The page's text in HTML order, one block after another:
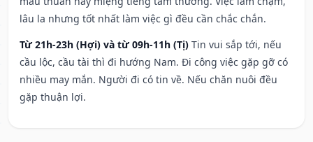
lâu la nhưng tốt nhất làm việc gì đều cần chắc chắn.
Từ 21h-23h (Hợi) và từ 09h-11h (Tị) Tin vui sắp tới, nếu
cầu lộc, cầu tài thì đi hướng Nam. Đi công việc gặp gỡ có
nhiều may mắn. Người đi có tin về. Nếu chăn nuôi đều
gặp thuận lợi.